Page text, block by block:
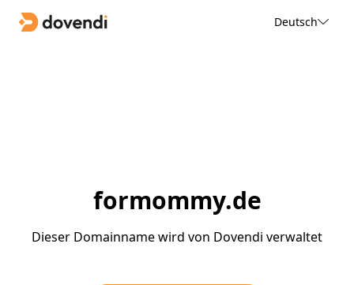
Deutsch
formommy.de
Dieser Domainname wird von Dovendi verwaltet